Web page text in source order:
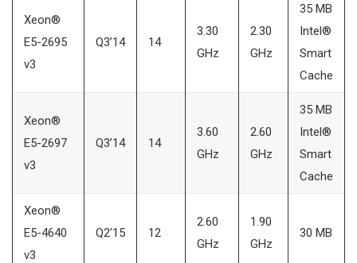
Xeon®
E5-2695
v3
Q3’14 14
3.30
GHz
2.30
GHz
35 MB
Intel®
Smart
Cache
Xeon®
E5-2697
v3
Q3’14 14
3.60
GHz
2.60
GHz
35 MB
Intel®
Smart
Cache
Xeon®
E5-4640
v3
Q2’15 12
2.60
GHz
1.90
GHz
30 MB